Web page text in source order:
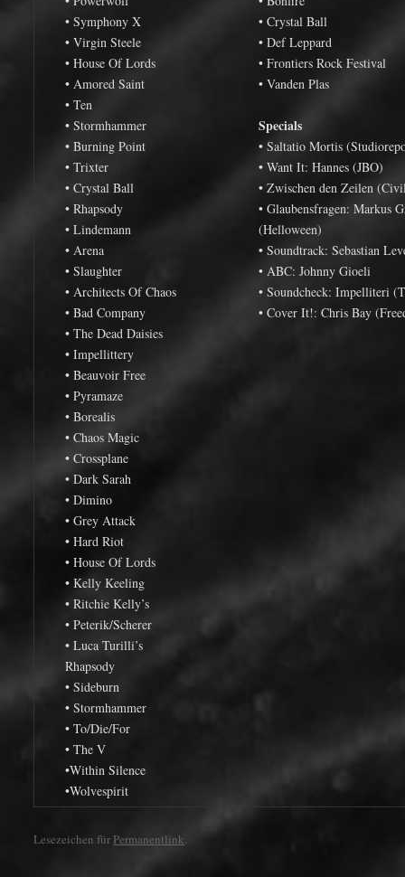
• Symphony X
• Virgin Steele
• House Of Lords
• Amored Saint
• Ten
• Stormhammer
• Burning Point
• Trixter
• Crystal Ball
• Rhapsody
• Lindemann
• Arena
• Slaughter
• Architects Of Chaos
• Bad Company
• The Dead Daisies
• Impellittery
• Beauvoir Free
• Pyramaze
• Borealis
• Chaos Magic
• Crossplane
• Dark Sarah
• Dimino
• Grey Attack
• Hard Riot
• House Of Lords
• Kelly Keeling
• Ritchie Kelly’s
• Peterik/Scherer
• Luca Turilli’s
Rhapsody
• Sideburn
• Stormhammer
• To/Die/For
• The V
•Within Silence
•Wolvespirit
• Crystal Ball
• Def Leppard
• Frontiers Rock Festival
• Vanden Plas
Specials
• Saltatio Mortis
• Want It: Hannes (JBO)
• Zwischen den Zeilen
• Glaubensfragen: Markus
(Helloween)
• Soundtrack: Sebastian
• ABC: Johnny Gioeli
• Soundcheck: Impelliteri
• Cover It!: Chris Bay
Lesezeichen für Permanentlink